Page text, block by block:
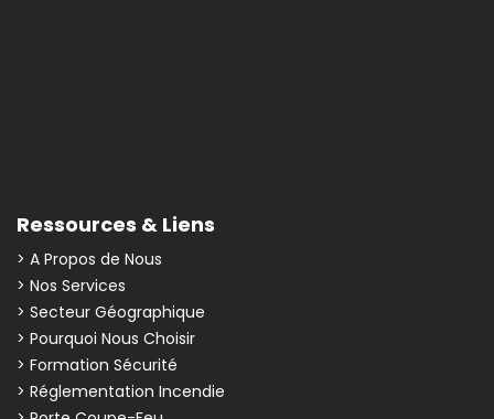
Ressources & Liens
> A Propos de Nous
> Nos Services
> Secteur Géographique
> Pourquoi Nous Choisir
> Formation Sécurité
> Réglementation Incendie